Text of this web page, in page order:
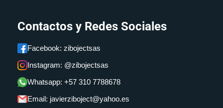
Contactos y Redes Sociales
Facebook: zibojectsas
Instagram: @zibojectsas
Whatsapp: +57 310 7788678
Email: javierziboject@yahoo.es